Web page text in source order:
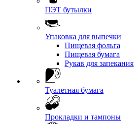
ПЭТ бутылки
Упаковка для выпечки
Пищевая фольга
Пищевая бумага
Рукав для запекания
Туалетная бумага
Прокладки и тампоны